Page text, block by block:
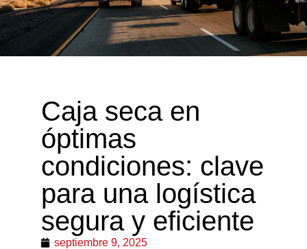
Caja seca en
óptimas
condiciones: clave
para una logística
segura y eficiente
septiembre 9, 2025